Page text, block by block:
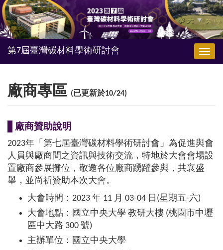
廠商專區 (已更新於10/24)
廠商贊助說明
2023年「第七屆臺灣碳材料學術研討會」為促進與會
人員與廠商間之資訊與技術交流，特地於大會會場設
置廠商參展攤位，敬邀各位廠商踴躍參與，共襄盛
舉，並尚祈贊助本次大會。
大會時間：2023 年 11 月 03-04 日(星期五-六)
大會地點：國立中央大學 教研大樓 (桃園市中壢
區中大路 300 號)
主辦單位：國立中央大學